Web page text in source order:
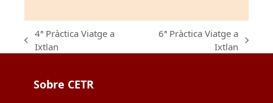
previous
4ª Pràctica Viatge a
Ixtlan
6ª Pràctica Viatge a
Ixtlan
Sobre CETR